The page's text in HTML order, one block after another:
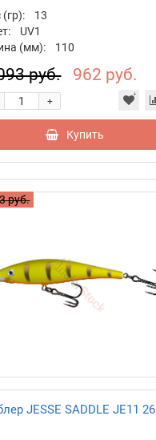
(гр):
13
UV1
(мм):
110
руб. 962 руб.
+
Купить
руб.
JESSE SADDLE JE11 26